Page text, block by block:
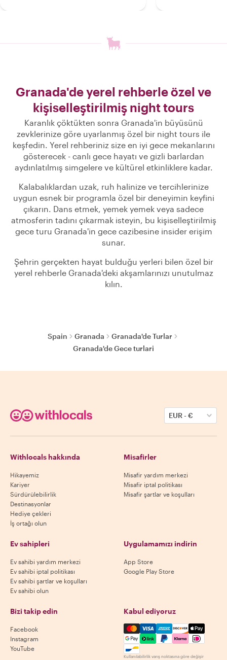
Granada'de yerel rehberle özel ve
kişiselleştirilmiş night tours
Karanlık çöktükten sonra Granada'in büyüsünü
zevklerinize göre uyarlanmış özel bir night tours ile
keşfedin. Yerel rehberiniz size en iyi gece mekanlarını
gösterecek - canlı gece hayatı ve gizli barlardan
aydınlatılmış simgelere ve kültürel etkinliklere kadar.
Kalabalıklardan uzak, ruh halinize ve tercihlerinize
uygun esnek bir programla özel bir deneyimin keyfini
çıkarın. Dans etmek, yemek yemek veya sadece
atmosferin tadını çıkarmak isteyin, bu kişiselleştirilmiş
gece turu Granada'in gece cazibesine insider erişim
sunar.
Şehrin gerçekten hayat bulduğu yerleri bilen özel bir
yerel rehberle Granada'deki akşamlarınızı unutulmaz
kılın.
Spain Granada
Granada'de Turlar
Granada'de Gece turlari
EUR-€
Withlocals hakkında
Hikayemiz
Kariyer
Sürdürülebilirlik
Destinasyonlar
Hediye çekleri
İş ortağı olun
Misafirler
Misafir yardım merkezi
Misafir iptal politikası
Misafir şartlar ve koşulları
Ev sahipleri
Ev sahibi yardım merkezi
Ev sahibi iptal politikası
Ev sahibi şartlar ve koşulları
Ev sahibi olun
Uygulamamızı indirin
App Store
Google Play Store
Bizi takip edin
Facebook
Instagram
YouTube
Kabul ediyoruz
Mastercard, Visa, Amex,
Kullanılabilirlik varış noktasına göre değişir